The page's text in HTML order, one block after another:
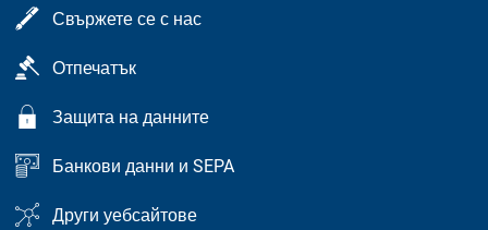
Свържете се с нас
Отпечатък
Защита на данните
Банкови данни и SEPA
Други уебсайтове